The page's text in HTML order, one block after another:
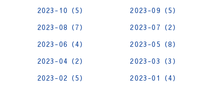
2023-10（5）
2023-09（5）
2023-08（7）
2023-07（2）
2023-06（4）
2023-05（8）
2023-04（2）
2023-03（3）
2023-02（5）
2023-01（4）